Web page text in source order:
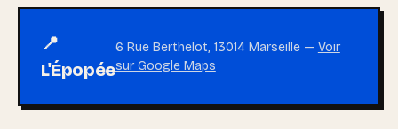
📍
L'Épopée
6 Rue Berthelot, 13014 Marseille — Voir
sur Google Maps